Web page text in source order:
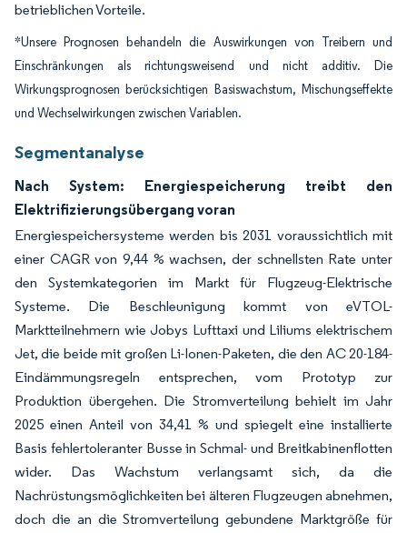
betrieblichen Vorteile.
*Unsere Prognosen behandeln die Auswirkungen von Treibern und
Einschränkungen als richtungsweisend und nicht additiv. Die
Wirkungsprognosen berücksichtigen Basiswachstum, Mischungseffekte
und Wechselwirkungen zwischen Variablen.
Segmentanalyse
Nach System: Energiespeicherung treibt den
Elektrifizierungsübergang voran
Energiespeichersysteme werden bis 2031 voraussichtlich mit
einer CAGR von 9,44 % wachsen, der schnellsten Rate unter
den Systemkategorien im Markt für Flugzeug-Elektrische
Systeme. Die Beschleunigung kommt von eVTOL-
Marktteilnehmern wie Jobys Lufttaxi und Liliums elektrischem
Jet, die beide mit großen Li-Ionen-Paketen, die den AC 20-184-
Eindämmungsregeln entsprechen, vom Prototyp zur
Produktion übergehen. Die Stromverteilung behielt im Jahr
2025 einen Anteil von 34,41 % und spiegelt eine installierte
Basis fehlertoleranter Busse in Schmal- und Breitkabinenflotten
wider. Das Wachstum verlangsamt sich, da die
Nachrüstungsmöglichkeiten bei älteren Flugzeugen abnehmen,
doch die an die Stromverteilung gebundene Marktgröße für